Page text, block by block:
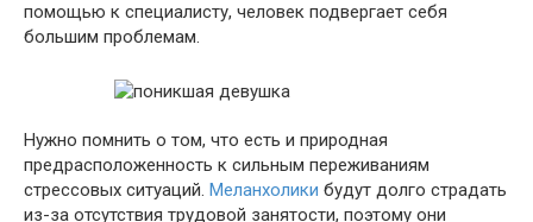
помощью к специалисту, человек подвергает себя
большим проблемам.
Нужно помнить о том, что есть и природная
предрасположенность к сильным переживаниям
стрессовых ситуаций. Меланхолики будут долго страдать
из-за отсутствия трудовой занятости, поэтому они